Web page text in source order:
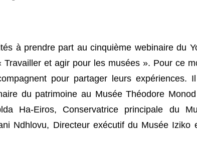
à prendre part au cinquième webinaire du
et agir pour les musées ». Pour ce
pour partager leurs expériences.
du patrimoine au Musée Théodore Monod
Ha-Eiros, Conservatrice principale du
Ndhlovu, Directeur exécutif du Musée Iziko